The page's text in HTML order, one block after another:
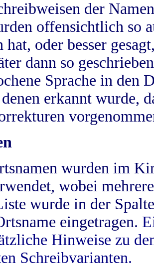
der
offensichtlich so
hat, oder besser
dann so
Sprache in
erkannt wurde,
wurden im
wobei
wurde in der
eingetragen.
Hinweise zu
Schreibvarianten.